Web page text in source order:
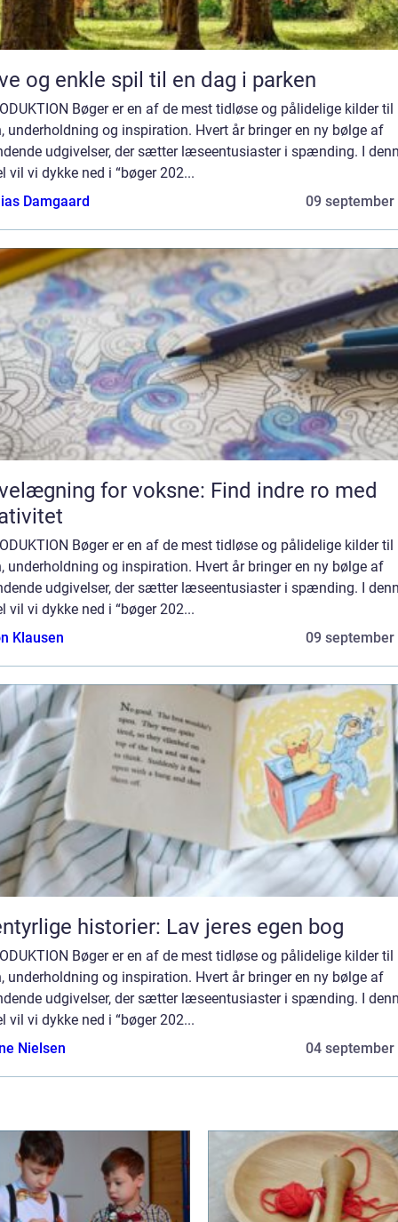
og enkle spil til en dag i parken
Bøger er en af de mest tidløse og pålidelige kilder til
underholdning og inspiration. Hvert år bringer en ny bølge af
udgivelser, der sætter læseentusiaster i spænding. I
vil vi dykke ned i “bøger 202...
Damgaard
09 september
for voksne: Find indre ro med
Bøger er en af de mest tidløse og pålidelige kilder til
underholdning og inspiration. Hvert år bringer en ny bølge af
udgivelser, der sætter læseentusiaster i spænding. I
vil vi dykke ned i “bøger 202...
Klausen
09 september
historier: Lav jeres egen bog
Bøger er en af de mest tidløse og pålidelige kilder til
underholdning og inspiration. Hvert år bringer en ny bølge af
udgivelser, der sætter læseentusiaster i spænding. I
vil vi dykke ned i “bøger 202...
Nielsen
04 september